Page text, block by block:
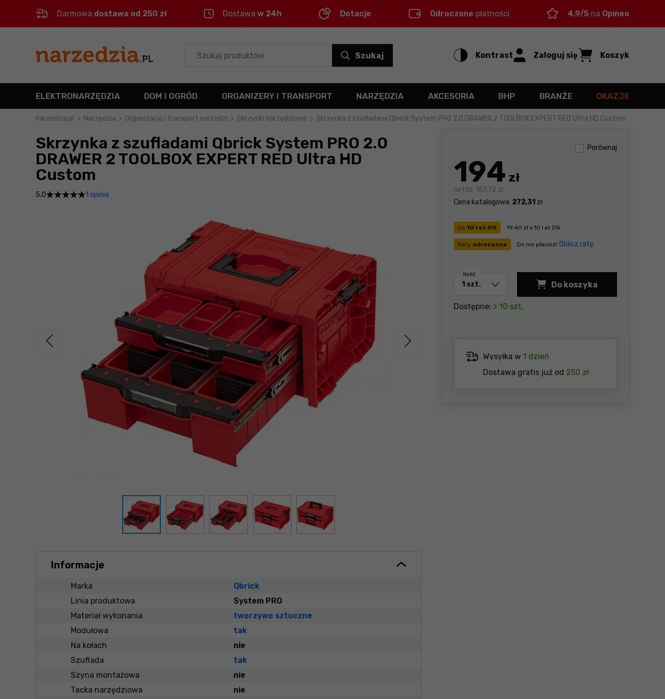
Menu główne
Informacje o produkcie
Do koszyka
Szczegółowe informacje
Stopka
Mapa strony
Darmowa dostawa od 250 zł Dostawa w 24h Dotacje Odroczone płatności 4,9/5 na Opineo
Szukaj Kontrast Zaloguj się Koszyk
ELEKTRONARZĘDZIA DOM I OGRÓD ORGANIZERY I TRANSPORT NARZĘDZIA AKCESORIA BHP BRANŻE OKAZJE
narzedzia.pl > Narzędzia > Organizacja i transport narzędzi > Skrzynki narzędziowe > Skrzynka z szufladami Qbrick System PRO 2.0 DRAWER 2 TOOLBOX EXPERT RED Ultra HD Custom
Skrzynka z szufladami Qbrick System PRO 2.0
DRAWER 2 TOOLBOX EXPERT RED Ultra HD
Custom
5,0 1 opinia
Porównaj
194 zł
netto: 157,72 zł
Cena katalogowa: 272,31 zł
Do 10 rat 0% 19.40 zł x 10 rat 0%
Raty odroczone Do nie płacisz! Oblicz ratę
Ilość
Do koszyka
Dostępne: > 10 szt.
Wysyłka w 1 dzień
Dostawa gratis już od 250 zł
Informacje
Marka
Qbrick
Linia produktowa
System PRO
Materiał wykonania
tworzywo sztuczne
Modułowa
tak
Na kołach
nie
Szuflada
tak
Szyna montażowa
nie
Tacka narzędziowa
nie